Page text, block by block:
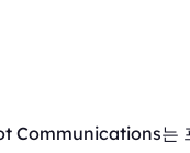
Communications는